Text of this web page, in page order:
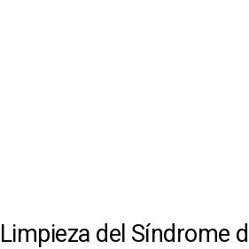
Limpieza del Síndrome